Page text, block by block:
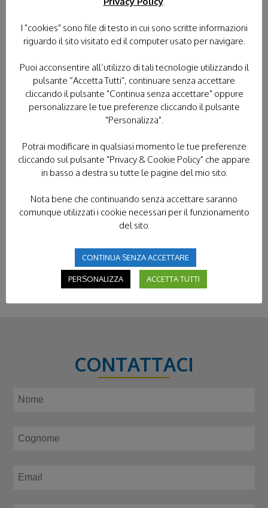
PELLEGRINAGGI
FATIMA
LORETO
POLONIA
CONTATTACI
I "cookies" sono file di testo in cui sono scritte informazioni
riguardo il sito visitato ed il computer usato per navigare.
Puoi acconsentire all’utilizzo di tali tecnologie utilizzando il
pulsante “Accetta Tutti”, continuare senza accettare
cliccando il pulsante "Continua senza accettare" oppure
personalizzare le tue preferenze cliccando il pulsante
"Personalizza".
Potrai modificare in qualsiasi momento le tue preferenze
cliccando sul pulsante "Privacy & Cookie Policy" che appare
in basso a destra su tutte le pagine del mio sito.
Nota bene che continuando senza accettare saranno
comunque utilizzati i cookie necessari per il funzionamento
del sito.
CONTINUA SENZA ACCETTARE
PERSONALIZZA ACCETTA TUTTI